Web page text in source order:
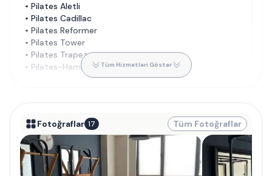
• Pilates Aletli
• Pilates Cadillac
• Pilates Reformer
• Pilates Tower
• Pilates Trapeze
• Pilates-Hamilelik Öncesi ve Sonrası
Tüm Hizmetleri Göster
Fotoğraflar 17 Tüm Fotoğraflar